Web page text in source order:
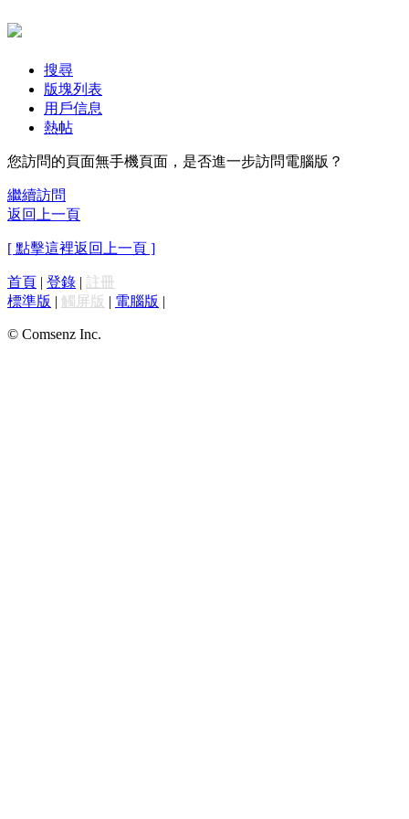
搜尋
版塊列表
用戶信息
熱帖
您訪問的頁面無手機頁面，是否進一步訪問電腦版？
繼續訪問
返回上一頁
[ 點擊這裡返回上一頁 ]
首頁 | 登錄 | 註冊
標準版 | 觸屏版 | 電腦版 |
© Comsenz Inc.